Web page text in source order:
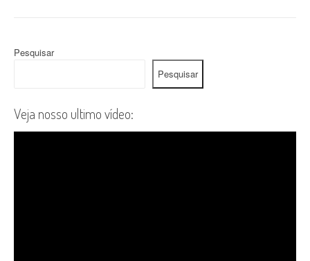
Pesquisar
Pesquisar
Veja nosso ultimo vídeo: